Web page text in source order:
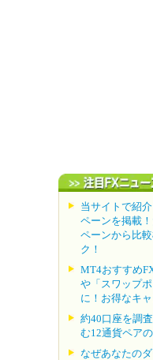
当サイトで紹
ペーンを掲載
ペーンから比
ク！
MT4おすすめ
や「スワップ
に！お得なキ
約40口座を調
む12通貨ペア
なぜあなたの